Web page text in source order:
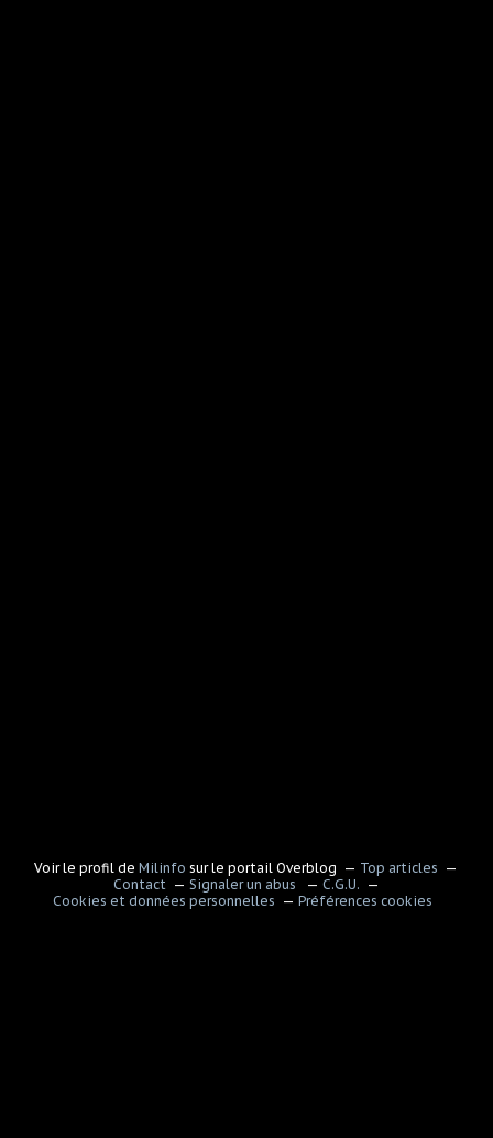
Voir le profil deMilinfo sur le portail Overblog
Top articles
Contact
Signaler un abus
C.G.U.
Cookies et données personnelles
Préférences cookies